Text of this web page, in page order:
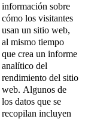
información sobre
cómo los visitantes
usan un sitio web,
al mismo tiempo
que crea un informe
analítico del
rendimiento del sitio
web. Algunos de
los datos que se
recopilan incluyen